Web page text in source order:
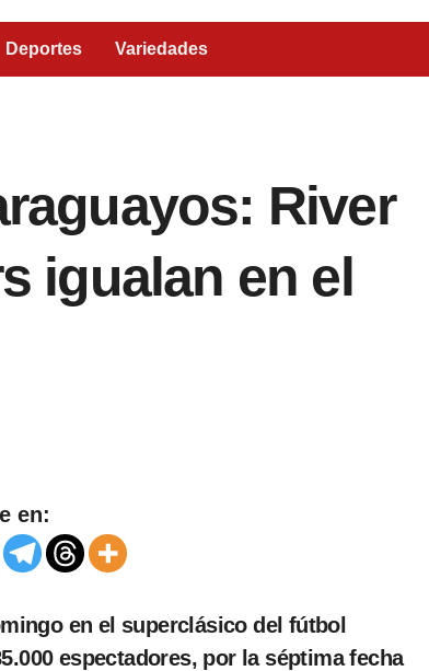
Deportes Variedades
River
igualan en el
en:
espectadores, por la séptima fecha